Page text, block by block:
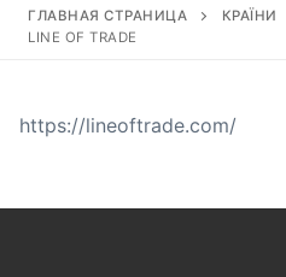
ГЛАВНАЯ СТРАНИЦА КРАЇНИ
LINE OF TRADE
https://lineoftrade.com/